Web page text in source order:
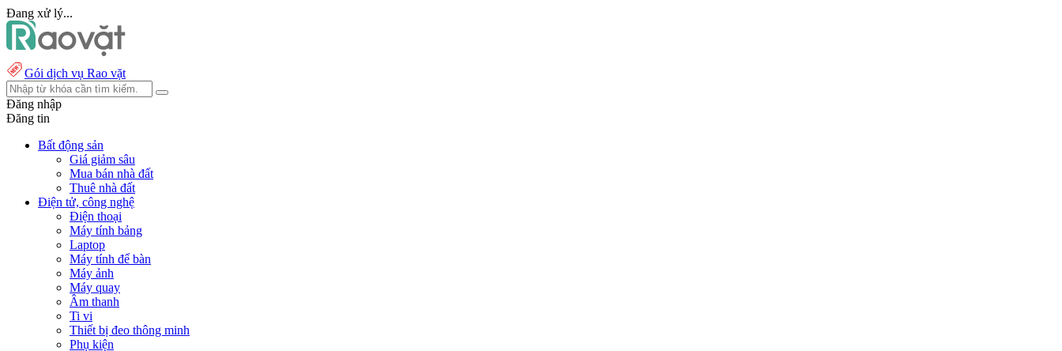
Đang xử lý...
Gói dịch vụ Rao vặt
Đăng nhập
Đăng tin
Bất động sản
Giá giảm sâu
Mua bán nhà đất
Thuê nhà đất
Điện tử, công nghệ
Điện thoại
Máy tính bảng
Laptop
Máy tính để bàn
Máy ảnh
Máy quay
Âm thanh
Ti vi
Thiết bị đeo thông minh
Phụ kiện